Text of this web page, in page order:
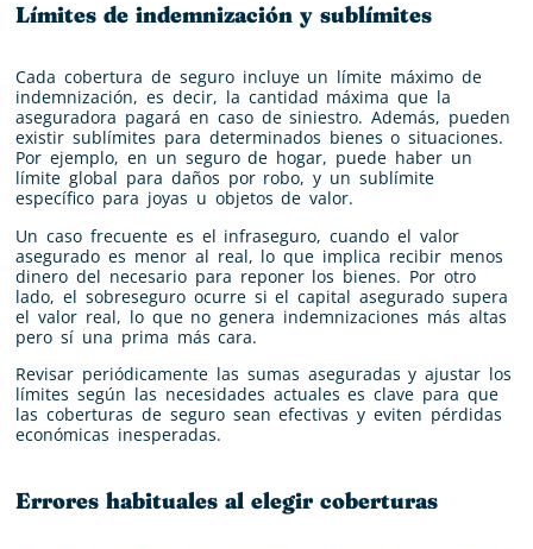
Límites de indemnización y sublímites
Cada cobertura de seguro incluye un límite máximo de
indemnización, es decir, la cantidad máxima que la
aseguradora pagará en caso de siniestro. Además, pueden
existir sublímites para determinados bienes o situaciones.
Por ejemplo, en un seguro de hogar, puede haber un
límite global para daños por robo, y un sublímite
específico para joyas u objetos de valor.
Un caso frecuente es el infraseguro, cuando el valor
asegurado es menor al real, lo que implica recibir menos
dinero del necesario para reponer los bienes. Por otro
lado, el sobreseguro ocurre si el capital asegurado supera
el valor real, lo que no genera indemnizaciones más altas
pero sí una prima más cara.
Revisar periódicamente las sumas aseguradas y ajustar los
límites según las necesidades actuales es clave para que
las coberturas de seguro sean efectivas y eviten pérdidas
económicas inesperadas.
Errores habituales al elegir coberturas